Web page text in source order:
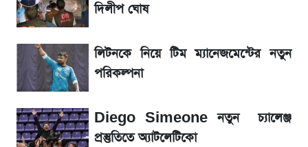
২ লাখ মানুষ অপেক্ষায়, কিন্তু দেখা গেল না শেখ
হাসিনাকে! এরপর যা ঘটল...
আগামী ৪ দিনের আবহাওয়া নিয়ে বড় সতর্কবার্তা
লিটনকে নিয়ে টিম ম্যানেজমেন্টের নতুন পরিকল্পনা
দিলীপ ঘোষ
লিটনকে নিয়ে টিম ম্যানেজমেন্টের নতুন
পরিকল্পনা
Diego Simeone নতুন চ্যালেঞ্জ
প্রস্তুতিতে অ্যাটলেটিকো